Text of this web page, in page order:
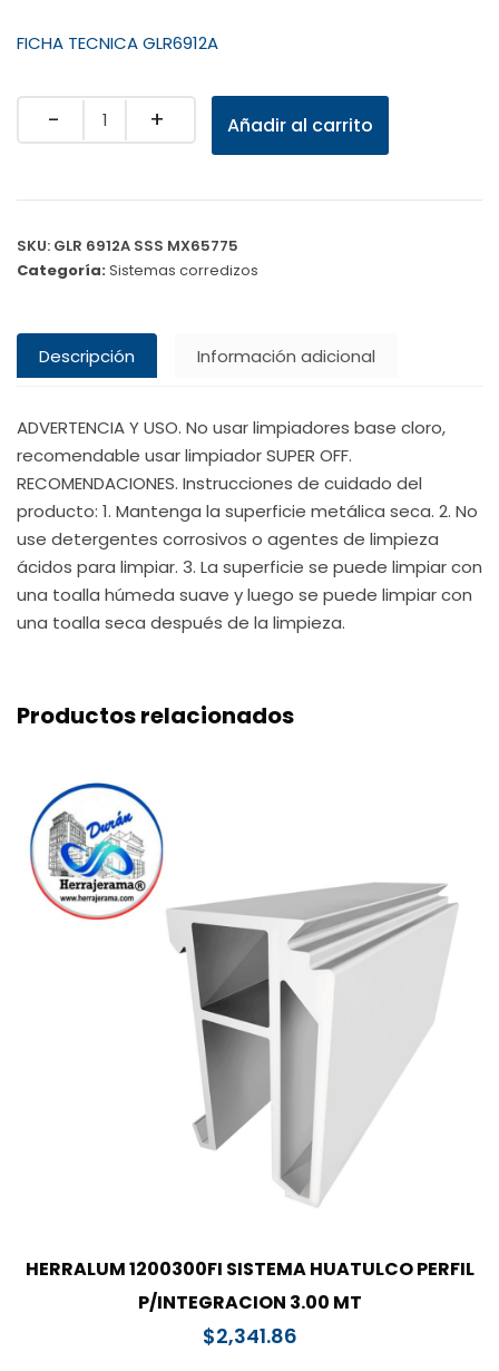
FICHA TECNICA GLR6912A
Quantity Añadir al carrito
SKU: GLR 6912A SSS MX65775
Categoría:Sistemas corredizos
Descripción Información adicional
ADVERTENCIA Y USO. No usar limpiadores base cloro,
recomendable usar limpiador SUPER OFF.
RECOMENDACIONES. Instrucciones de cuidado del
producto: 1. Mantenga la superficie metálica seca. 2. No
use detergentes corrosivos o agentes de limpieza
ácidos para limpiar. 3. La superficie se puede limpiar con
una toalla húmeda suave y luego se puede limpiar con
una toalla seca después de la limpieza.
Productos relacionados
HERRALUM 1200300FI SISTEMA HUATULCO PERFIL
P/INTEGRACION 3.00 MT
$2,341.86